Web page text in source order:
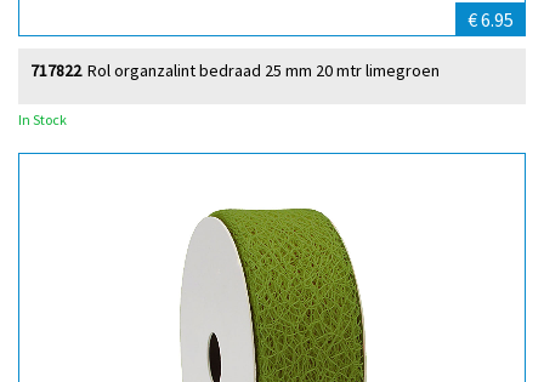
€ 6.95
Rol organzalint bedraad 25 mm 20 mtr limegroen
717822
In Stock